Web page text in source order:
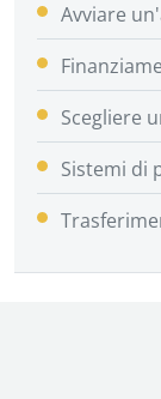
Avviare
Scegliere
Sistemi di